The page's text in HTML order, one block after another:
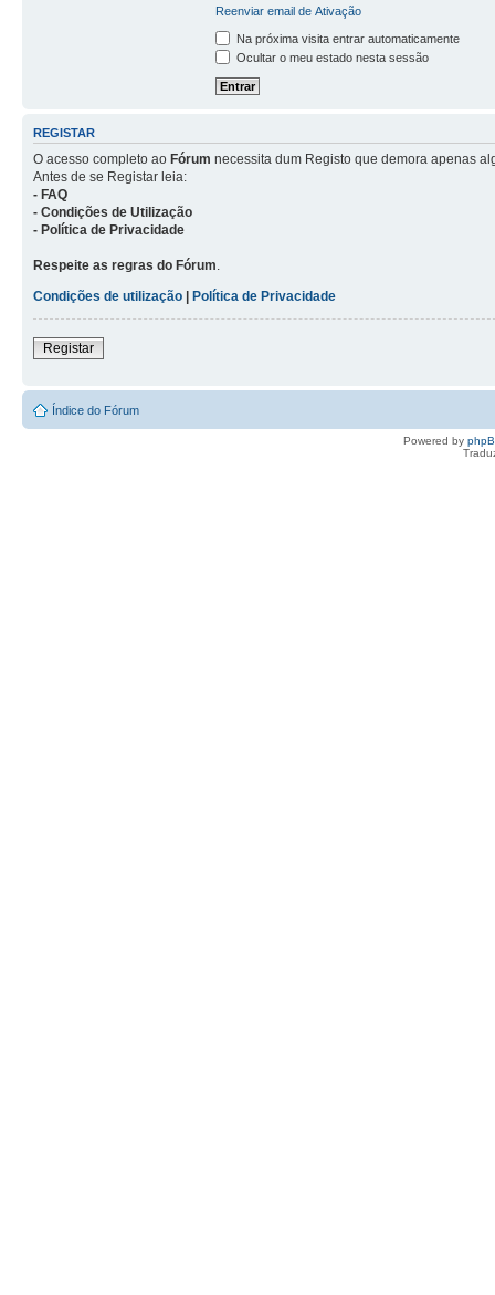
Reenviar email de Ativação
Na próxima visita entrar automaticamente
Ocultar o meu estado nesta sessão
REGISTAR
O acesso completo ao Fórum necessita dum Registo que demora apenas
Antes de se Registar leia:
- FAQ
- Condições de Utilização
- Política de Privacidade
Respeite as regras do Fórum
Condições de utilização | Política de Privacidade
Registar
Índice do Fórum
Powered by